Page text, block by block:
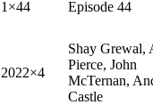
1×44 Episode 44
2022×4
Shay Grewal,
Pierce, John
McTernan,
Castle